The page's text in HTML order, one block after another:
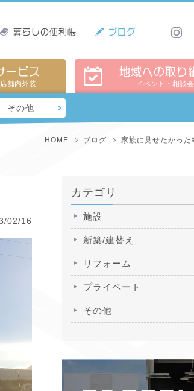
暮らしの便利帳 ブログ
ービス
舗内外装
地域への取り
イベント・相談会
その他
HOME ブログ 家族に見せたかった
02/16
カテゴリ
施設
新築/建替え
リフォーム
プライベート
その他